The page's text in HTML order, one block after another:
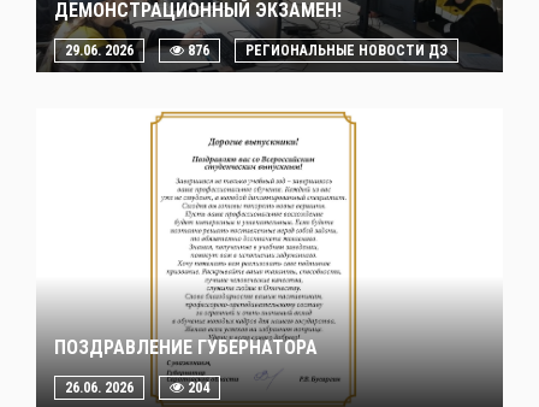
ДЕМОНСТРАЦИОННЫЙ ЭКЗАМЕН!
29.06. 2026 876 РЕГИОНАЛЬНЫЕ НОВОСТИ ДЭ
ПОЗДРАВЛЕНИЕ ГУБЕРНАТОРА
26.06. 2026 204